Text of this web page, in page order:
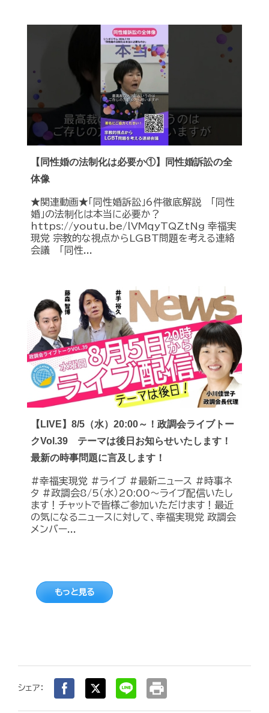
【同性婚の法制化は必要か①】同性婚訴訟の全
体像
★関連動画★「同性婚訴訟」6件徹底解説 「同性
婚」の法制化は本当に必要か？
https://youtu.be/lVMqyTQZtNg 幸福実
現党 宗教的な視点からLGBT問題を考える連絡
会議 「同性...
【LIVE】8/5（水）20:00～！政調会ライブトー
クVol.39 テーマは後日お知らせいたします！
最新の時事問題に言及します！
#幸福実現党 #ライブ #最新ニュース #時事ネ
タ #政調会8/5（水）20:00～ライブ配信いたし
ます！チャットで皆様ご参加いただけます！最近
の気になるニュースに対して、幸福実現党 政調会
メンバー...
もっと見る
シェア： print